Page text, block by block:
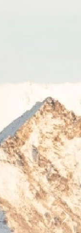
Next